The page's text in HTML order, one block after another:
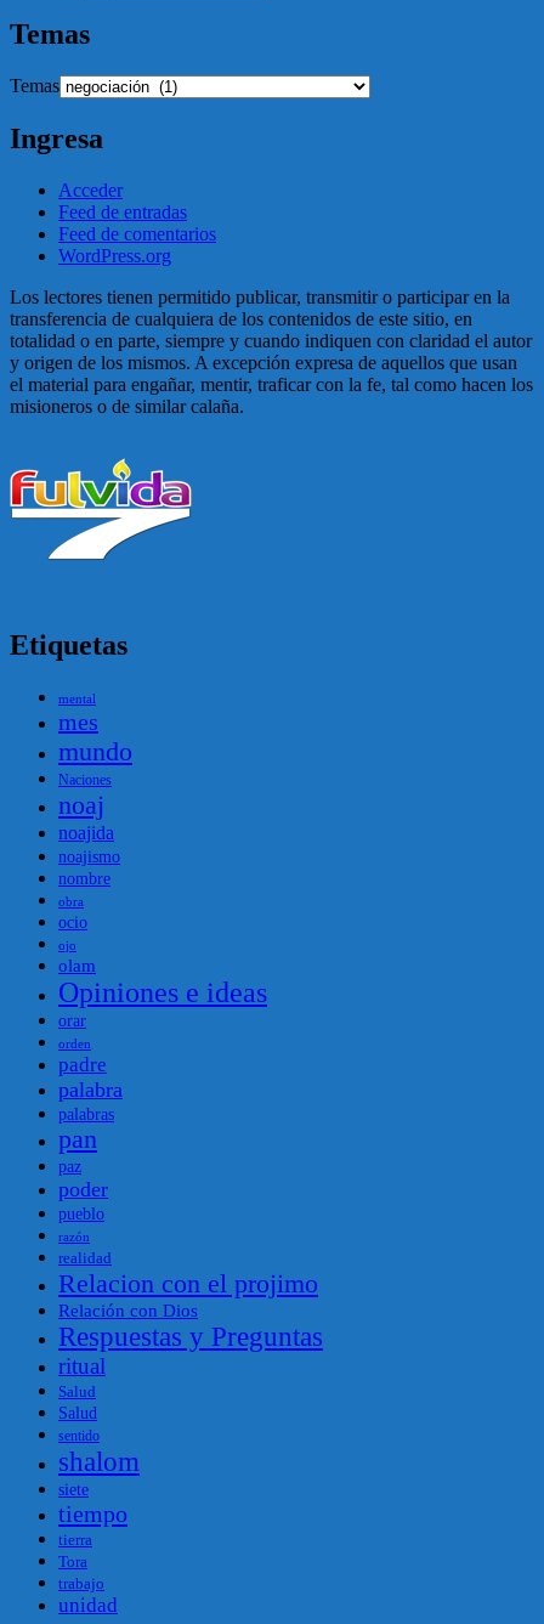
Temas
Temas
Ingresa
Acceder
Feed de entradas
Feed de comentarios
WordPress.org
Los lectores tienen permitido publicar, transmitir o participar en la
transferencia de cualquiera de los contenidos de este sitio, en
totalidad o en parte, siempre y cuando indiquen con claridad el autor
y origen de los mismos. A excepción expresa de aquellos que usan
el material para engañar, mentir, traficar con la fe, tal como hacen los
misioneros o de similar calaña.
Etiquetas
mental
mes
mundo
Naciones
noaj
noajida
noajismo
nombre
obra
ocio
ojo
olam
Opiniones e ideas
orar
orden
padre
palabra
palabras
pan
paz
poder
pueblo
razón
realidad
Relacion con el projimo
Relación con Dios
Respuestas y Preguntas
ritual
Salud
Salud
sentido
shalom
siete
tiempo
tierra
Tora
trabajo
unidad